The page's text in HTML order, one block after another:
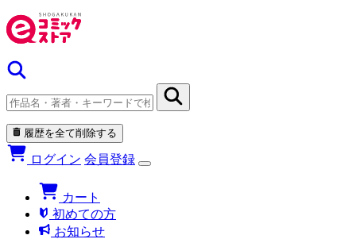
履歴を全て削除する
ログイン 会員登録
カート
初めての方
お知らせ